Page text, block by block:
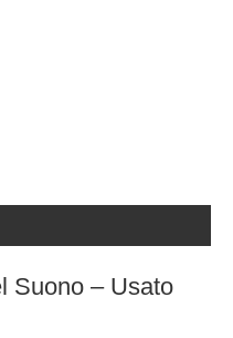
Suono – Usato